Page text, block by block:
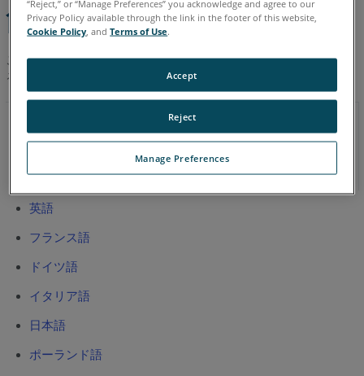
参
ク
簡易手順
これらのCAM2 Gage トレーニングマニュアルをダウンロードす
るには、 居住地区の地域のリンクをクリックして下さい。
2.2
-Gage Bluetooth
英語
フランス語
ドイツ語
イタリア語
日本語
ポーランド語
“Reject,” or “Manage Preferences” you acknowledge and agree to our
Privacy Policy available through the link in the footer of this website,
Cookie Policy , andTerms of Use.
Manage Preferences
Reject
Accept